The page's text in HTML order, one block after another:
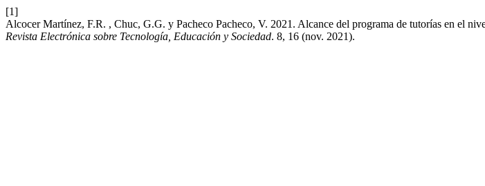
[1]
Alcocer Martínez, F.R. , Chuc, G.G. y Pacheco Pacheco, V. 2021. Alcance del programa de tutorías en el
Revista Electrónica sobre Tecnología, Educación y Sociedad. 8, 16 (nov. 2021).